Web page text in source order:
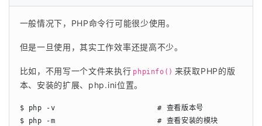
一般情况下，PHP命令行可能很少使用。
但是一旦使用，其实工作效率还提高不少。
比如，不用写一个文件来执行 phpinfo() 来获取PHP的版
本、安装的扩展、php.ini位置。
$ php -v                       # 查看版本号
$ php -m                       # 查看安装的模块